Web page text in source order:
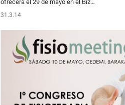
ofrecerá el 29 de mayo en el Biz…
31.3.14